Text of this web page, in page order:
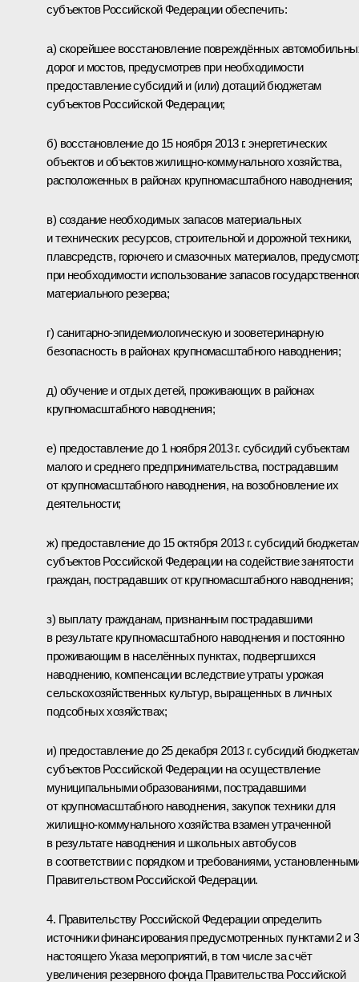
субъектов Российской Федерации обеспечить:
а) скорейшее восстановление повреждённых
дорог и мостов, предусмотрев при необходимости
предоставление субсидий и (или) дотаций бюджетам
субъектов Российской Федерации;
б) восстановление до 15 ноября 2013 г. энергетических
объектов и объектов жилищно-коммунального хозяйства,
расположенных в районах крупномасштабного наводнения;
в) создание необходимых запасов материальных
и технических ресурсов, строительной и дорожной техники,
плавсредств, горючего и смазочных материалов,
при необходимости использование запасов
материального резерва;
г) санитарно-эпидемиологическую и зооветеринарную
безопасность в районах крупномасштабного наводнения;
д) обучение и отдых детей, проживающих в районах
крупномасштабного наводнения;
е) предоставление до 1 ноября 2013 г. субсидий субъектам
малого и среднего предпринимательства, пострадавшим
от крупномасштабного наводнения, на возобновление их
деятельности;
ж) предоставление до 15 октября 2013 г. субсидий
субъектов Российской Федерации на содействие занятости
граждан, пострадавших от крупномасштабного наводнения;
з) выплату гражданам, признанным пострадавшими
в результате крупномасштабного наводнения и постоянно
проживающим в населённых пунктах, подвергшихся
наводнению, компенсации вследствие утраты урожая
сельскохозяйственных культур, выращенных в личных
подсобных хозяйствах;
и) предоставление до 25 декабря 2013 г. субсидий
субъектов Российской Федерации на осуществление
муниципальными образованиями, пострадавшими
от крупномасштабного наводнения, закупок техники для
жилищно-коммунального хозяйства взамен утраченной
в результате наводнения и школьных автобусов
в соответствии с порядком и требованиями,
Правительством Российской Федерации.
4. Правительству Российской Федерации определить
источники финансирования предусмотренных пунктами 2 и 3
настоящего Указа мероприятий, в том числе за счёт
увеличения резервного фонда Правительства Российской